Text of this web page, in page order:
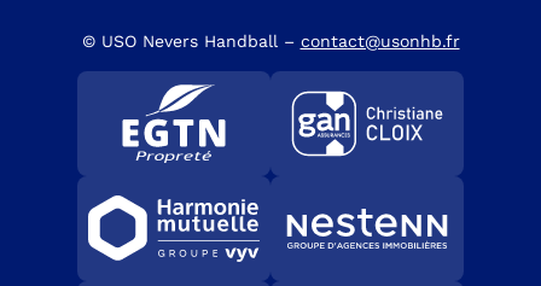
© USO Nevers Handball – contact@usonhb.fr